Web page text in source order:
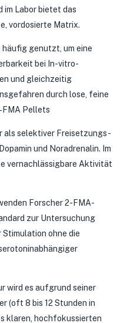
im Labor bietet das
vordosierte Matrix.
häufig genutzt, um eine
bei In-vitro-
und gleichzeitig
durch lose, feine
Pellets
als selektiver Freisetzungs-
und Noradrenalin. Im
vernachlässigbare Aktivität
Forscher 2-FMA-
zur Untersuchung
ohne die
wird es aufgrund seiner
(oft 8 bis 12 Stunden in
klaren, hochfokussierten